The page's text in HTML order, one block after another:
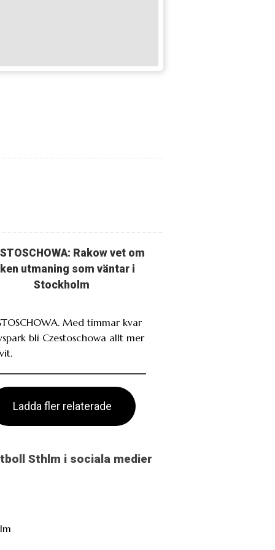
Rakow vet om
utmaning som väntar i
Stockholm
Med timmar kvar
bli Czestoschowa allt mer
Ladda fler relaterade
Sthlm i sociala medier